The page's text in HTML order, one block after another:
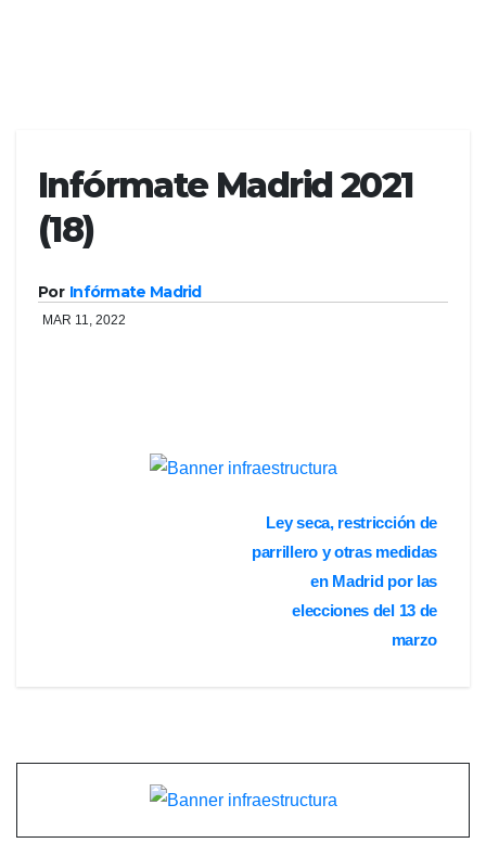
Infórmate Madrid 2021
(18)
Por Infórmate Madrid
MAR 11, 2022
Ley seca, restricción de
parrillero y otras medidas
en Madrid por las
elecciones del 13 de
marzo